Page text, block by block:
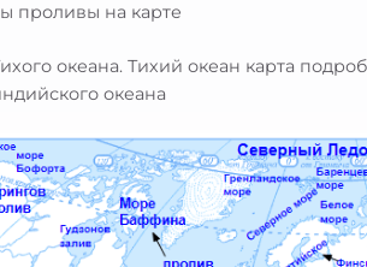
проливы на карте
океана. Тихий океан карта
океана